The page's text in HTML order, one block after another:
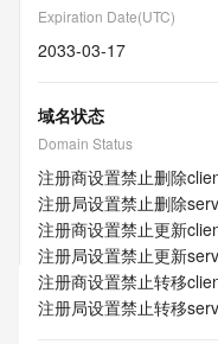
Expiration Date(UTC)
2033-03-17
域名状态
Domain Status
注册商设置禁止删除
注册局设置禁止删除
注册商设置禁止更新
注册局设置禁止更新
注册商设置禁止转移
注册局设置禁止转移